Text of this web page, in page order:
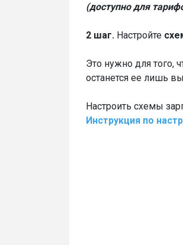
(доступно для
2 шаг. Настройте
Это нужно для того,
останется ее лишь
Настроить схемы
Инструкция по